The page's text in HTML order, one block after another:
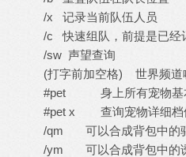
/x 记录当前队伍人员
/c 快速组队，前提是已经
/sw 声望查询
(打字前加空格) 世界频道
#pet 身上所有宠物基
#pet x 查询宠物详细档
/qm 可以合成背包中的
/ym 可以合成背包中的